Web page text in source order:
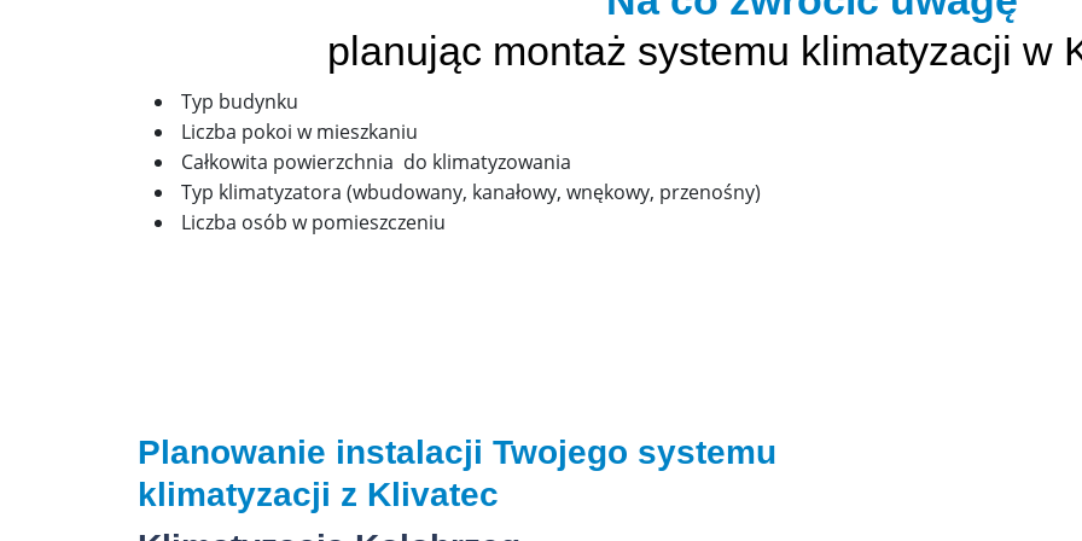
planując montaż systemu klimatyzacji w
Typ budynku
Liczba pokoi w mieszkaniu
Całkowita powierzchnia do klimatyzowania
Typ klimatyzatora (wbudowany, kanałowy, wnękowy, przenośny)
Liczba osób w pomieszczeniu
Planowanie instalacji Twojego systemu
klimatyzacji z Klivatec